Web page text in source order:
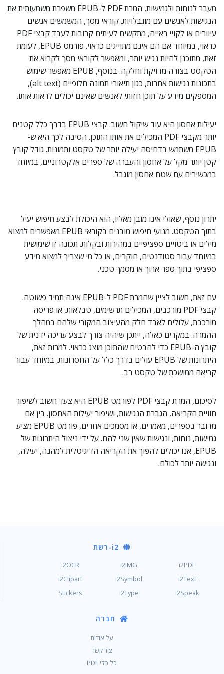
מעבר לנוחות ולגמישות, המרת PDF ל-EPUB משפרת משמעותית את
הנגישות לאנשים עם מוגבלויות. קוראי מסך, המשמשים אנשים
עיוורים או לקויי ראייה, מתקשים לעיתים קרובות לעבד קבצי PDF
כראוי, במיוחד אם הם אינם מתוייגים כראוי. פורמט EPUB, לעומת
זאת, מתוכנן להיות נגיש יותר, ומאפשר לקוראי מסך לקרוא את
הטקסט בצורה מדויקת וחלקה. בנוסף, EPUB מאפשר שימוש
בתכונות נגישות אחרות, כגון תיאורי תמונה חלופיים (alt text),
המספקים מידע על תוכן חזותי לאנשים שאינם יכולים לראות אותו.
יעילות אחסון היא עוד שיקול חשוב. קבצי EPUB בדרך כלל קטנים
יותר מקבצי PDF המכילים את אותו התוכן. הסיבה לכך היא ש-
EPUB משתמש בדחיסה יעילה יותר של טקסט ותמונות. גודל קובץ
קטן יותר מקל על אחסון והעברה של ספרים אלקטרוניים, במיוחד
במכשירים עם שטח אחסון מוגבל.
יתרון נוסף, שאולי אינו מובן מאליו, הוא היכולת לבצע חיפוש יעיל
בתוך הטקסט. מנועי חיפוש מובנים בקוראי EPUB מאפשרים למצוא
מילים או ביטויים ספציפיים במהירות ובקלות. תכונה זו שימושית
במיוחד עבור סטודנטים, חוקרים, או כל מי שצריך למצוא מידע
ספציפי בתוך ספר ארוך או מסמך טכני.
עם זאת, חשוב לציין שהמרת PDF ל-EPUB אינה תמיד פשוטה.
קבצי PDF מורכבים, המכילים תרשימים, טבלאות, או פריסה
מורכבת, עלולים לאבד חלק מהעיצוב המקורי שלהם במהלך
ההמרה. במקרים כאלה, ייתכן שיהיה צורך לבצע עריכה ידנית של
קובץ ה-EPUB כדי להבטיח שהתוכן מוצג כראוי. למרות זאת,
היתרונות של EPUB עולים בדרך כלל על החסרונות, במיוחד עבור
קריאה ממושכת של טקסט רב.
לסיכום, המרת קבצי PDF לפורמט EPUB היא צעד חשוב לשיפור
חוויית הקריאה, הגברת הנגישות, ושיפור יעילות האחסון. בין אם
מדובר בספרים, מאמרים, או מסמכים אחרים, פורמט EPUB מציע
גמישות, נוחות, ונגישות שאין שני להם. על ידי ניצול היתרונות של
EPUB, אנו יכולים להפוך את הקריאה הדיגיטלית למהנה, יעילה,
ונגישה יותר לכולם.
i2-רשת
i2PDF
i2IMG
i2OCR
i2Text
i2Symbol
i2Clipart
i2Speak
i2Type
Stickers
חברה
על אודות
צור קשר
כל כלי PDF